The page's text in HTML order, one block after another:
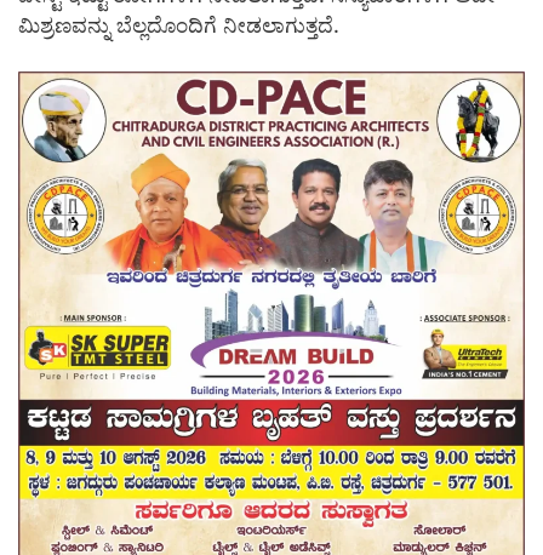
ಮಿಶ್ರಣವನ್ನು ಬೆಲ್ಲದೊಂದಿಗೆ ನೀಡಲಾಗುತ್ತದೆ.